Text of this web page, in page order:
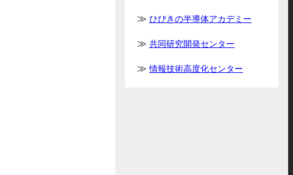
ひびきの半導体アカデミー
共同研究開発センター
情報技術高度化センター